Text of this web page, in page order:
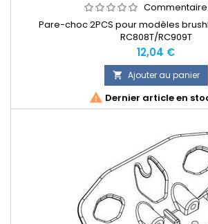
Pare-choc 2PCS pour modèles
RC808T/RC909T
Prix
12,04 €
 Ajouter au panier
 Dernier article en